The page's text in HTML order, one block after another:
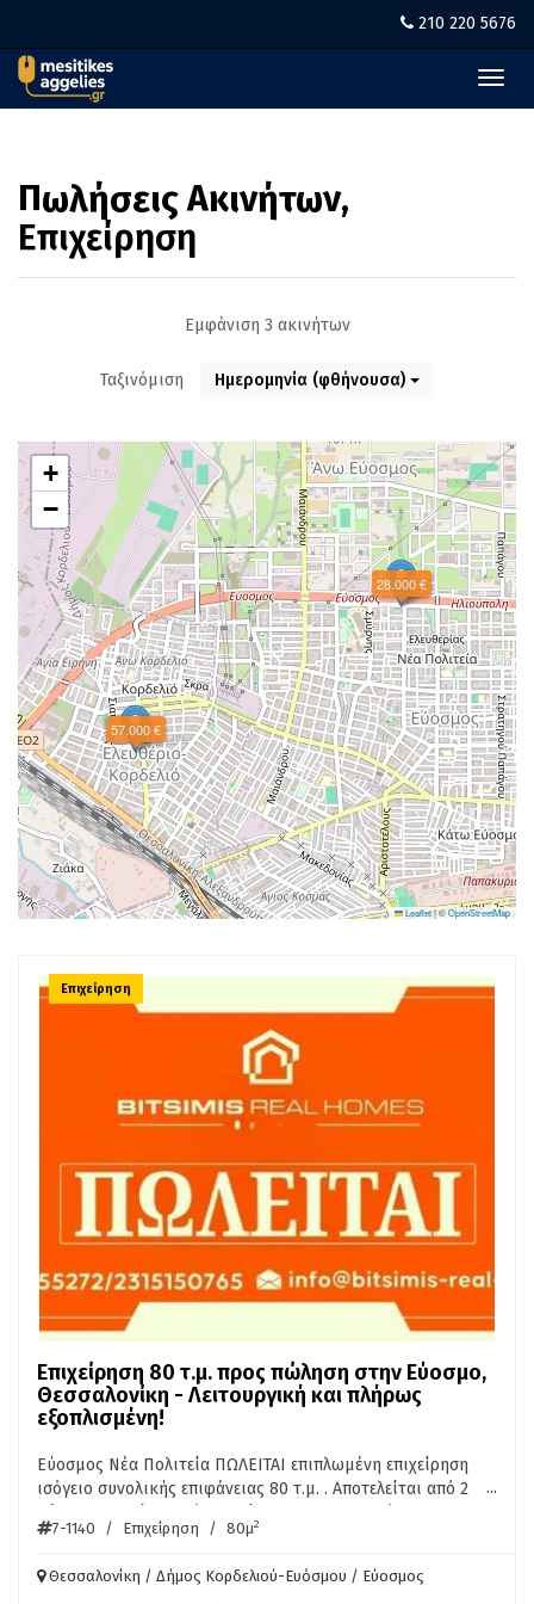
210 220 5676
Πωλήσεις Ακινήτων,
Επιχείρηση
Εμφάνιση 3 ακινήτων
Ταξινόμιση Ημερομηνία (φθήνουσα)
57.000 €
28.000 €
+
−
Leaflet|©OpenStreetMap
Επιχείρηση
Επιχείρηση 80 τ.μ. προς πώληση στην Εύοσμο,
Θεσσαλονίκη - Λειτουργική και πλήρως
εξοπλισμένη!
Εύοσμος Νέα Πολιτεία ΠΩΛΕΙΤΑΙ επιπλωμένη επιχείρηση
ισόγειο συνολικής επιφάνειας 80 τ.μ. . Αποτελείται από 2
και διαθέτει θέα σε ανοιχτό ορίζοντα, πατώματα από
απόσταση από πόλη 200 μέτρα - Τιμή: 28.000 € Διατίθεται
...
7-1140 / Επιχείρηση / 80μ2
Θεσσαλονίκη / Δήμος Κορδελιού-Ευόσμου / Εύοσμος